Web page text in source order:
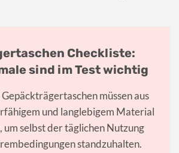
Checkliste:
sind im Test wichtig
Gepäckträgertaschen müssen aus
und langlebigem Material
um selbst der täglichen Nutzung
standzuhalten.